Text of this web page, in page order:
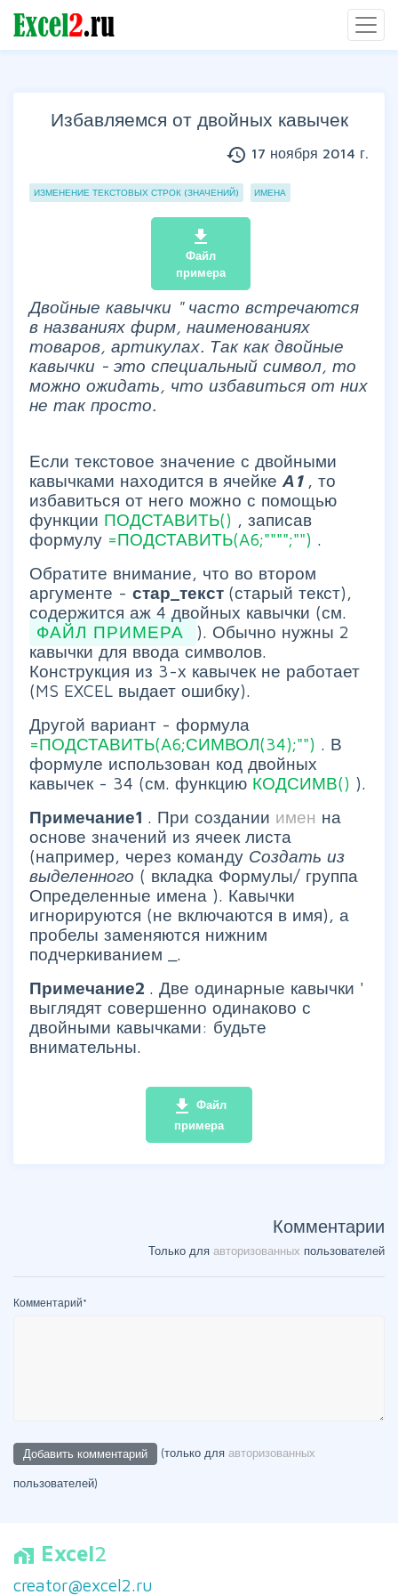
Избавляемся от двойных кавычек
history 17 ноября 2014 г.
Группы статей
ИЗМЕНЕНИЕ ТЕКСТОВЫХ СТРОК (ЗНАЧЕНИЙ) ИМЕНА
file_download
Файл
примера
Двойные кавычки " часто встречаются
в названиях фирм, наименованиях
товаров, артикулах. Так как двойные
кавычки - это специальный символ, то
можно ожидать, что избавиться от них
не так просто.
Если текстовое значение с двойными
кавычками находится в ячейке А1 , то
избавиться от него можно с помощью
функции ПОДСТАВИТЬ() , записав
формулу =ПОДСТАВИТЬ(A6;"""";"") .
Обратите внимание, что во втором
аргументе - стар_текст (старый текст),
содержится аж 4 двойных кавычки (см.
ФАЙЛ ПРИМЕРА
). Обычно нужны 2
кавычки для ввода символов.
Конструкция из 3-х кавычек не работает
(MS EXCEL выдает ошибку).
Другой вариант - формула
=ПОДСТАВИТЬ(A6;СИМВОЛ(34);"") . В
формуле использован код двойных
кавычек - 34 (см. функцию КОДСИМВ() ).
Примечание1 . При создании имен на
основе значений из ячеек листа
(например, через команду Создать из
выделенного ( вкладка Формулы/ группа
Определенные имена ). Кавычки
игнорируются (не включаются в имя), а
пробелы заменяются нижним
подчеркиванием _.
Примечание2 . Две одинарные кавычки '
выглядят совершенно одинаково с
двойными кавычками: будьте
внимательны.
file_download Файл
примера
Комментарии
Только для авторизованных пользователей
Комментарий*
(только для авторизованных
пользователей)
home_work Excel2
creator@excel2.ru